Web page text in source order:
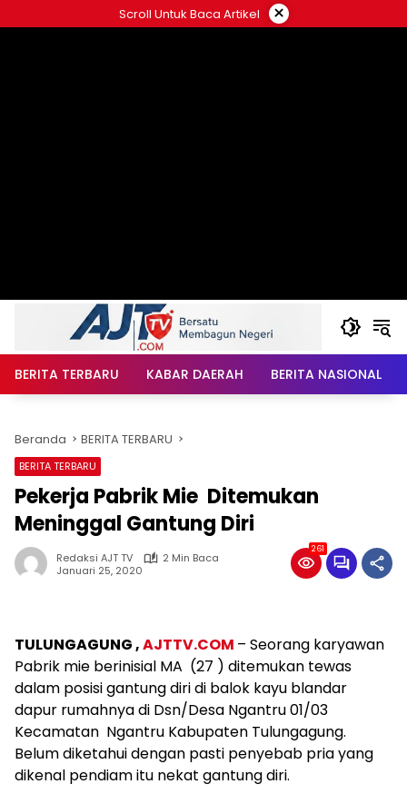
ke
Scroll Untuk Baca Artikel ×
BERITA TERBARU KABAR DAERAH BERITA NASIONAL
Beranda BERITA TERBARU
BERITA TERBARU
Pekerja Pabrik Mie Ditemukan
Meninggal Gantung Diri
Redaksi AJT TV
2 Min Baca
Januari 25, 2020
261
TULUNGAGUNG ,AJTTV.COM – Seorang karyawan
Pabrik mie berinisial MA (27 ) ditemukan tewas
dalam posisi gantung diri di balok kayu blandar
dapur rumahnya di Dsn/Desa Ngantru 01/03
Kecamatan Ngantru Kabupaten Tulungagung.
Belum diketahui dengan pasti penyebab pria yang
dikenal pendiam itu nekat gantung diri.